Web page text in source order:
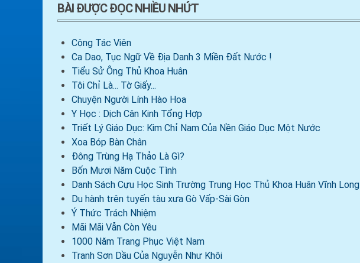
BÀI ĐƯỢC ĐỌC NHIỀU NHỨT
Cộng Tác Viên
Ca Dao, Tục Ngữ Về Địa Danh 3 Miền Đất Nước !
Tiểu Sử Ông Thủ Khoa Huân
Tôi Chỉ Là... Tờ Giấy...
Chuyện Người Lính Hào Hoa
Y Học : Dịch Cân Kinh Tổng Hợp
Triết Lý Giáo Dục: Kim Chỉ Nam Của Nền Giáo Dục Một Nước
Xoa Bóp Bàn Chân
Đông Trùng Hạ Thảo Là Gì?
Bốn Mươi Năm Cuộc Tình
Danh Sách Cựu Học Sinh Trường Trung Học Thủ Khoa Huân Vĩnh Long
Du hành trên tuyến tàu xưa Gò Vấp-Sài Gòn
Ý Thức Trách Nhiệm
Mãi Mãi Vẫn Còn Yêu
1000 Năm Trang Phục Việt Nam
Tranh Sơn Dầu Của Nguyễn Như Khôi